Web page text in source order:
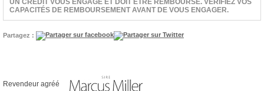
CAPACITÉS DE REMBOURSEMENT AVANT DE VOUS ENGAGER.
Partagez :
Revendeur agréé